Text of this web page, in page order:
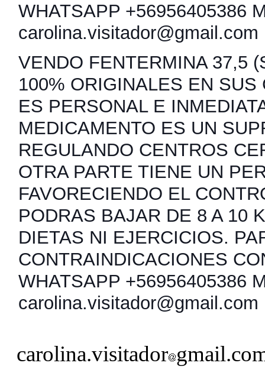
WHATSAPP +56956405386
carolina.visitador@gmail.com
VENDO FENTERMINA 37,5
100% ORIGINALES EN
ES PERSONAL E
MEDICAMENTO ES UN
REGULANDO CENTROS
OTRA PARTE TIENE UN
FAVORECIENDO EL
PODRAS BAJAR DE 8 A 10
DIETAS NI EJERCICIOS.
CONTRAINDICACIONES
WHATSAPP +56956405386
carolina.visitador@gmail.com
carolina.visitador